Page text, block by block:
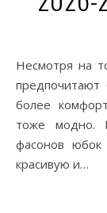
Несмотря на то, что в холодный сезон дамы больше
более
тоже модно.
фасонов
красивую и…